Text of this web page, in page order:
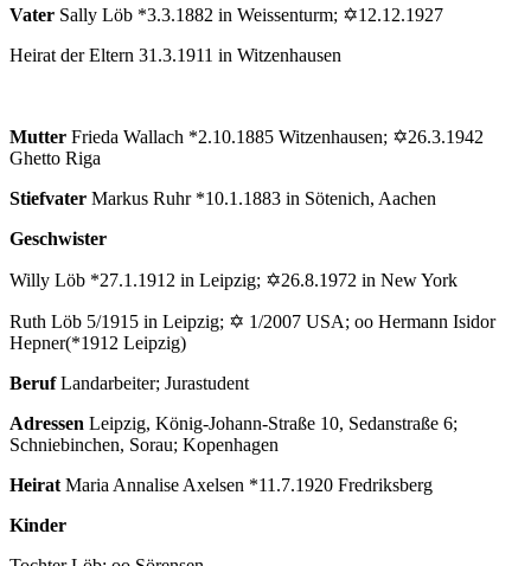
Vater Sally Löb *3.3.1882 in Weissenturm; ✡12.12.1927
Heirat der Eltern 31.3.1911 in Witzenhausen
Mutter Frieda Wallach *2.10.1885 Witzenhausen; ✡26.3.1942
Ghetto Riga
Stiefvater Markus Ruhr *10.1.1883 in Sötenich, Aachen
Geschwister
Willy Löb *27.1.1912 in Leipzig; ✡26.8.1972 in New York
Ruth Löb 5/1915 in Leipzig; ✡ 1/2007 USA; oo Hermann Isidor
Hepner(*1912 Leipzig)
BerufLandarbeiter; Jurastudent
Adressen Leipzig, König-Johann-Straße 10, Sedanstraße 6;
Schniebinchen, Sorau; Kopenhagen
Heirat Maria Annalise Axelsen *11.7.1920 Fredriksberg
Kinder